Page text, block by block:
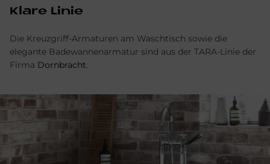
Kla­re Li­nie
Die Kreuzgriff-Armaturen am Waschtisch so­wie die
elegante Bade­wannen­arma­tur sind aus der TARA-Linie der
Firma Dornbracht.